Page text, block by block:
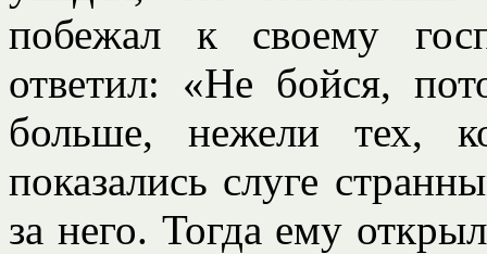
побежал к своему
ответил: «Не бойся,
больше, нежели тех,
показались слуге
за него. Тогда ему